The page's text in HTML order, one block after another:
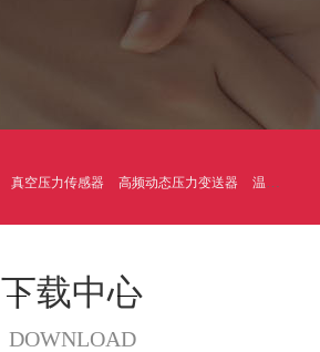
真空压力传感器 高频动态压力变送器 温压一体式压力传感器
下载中心
DOWNLOAD